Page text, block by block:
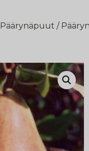
Päärynäpuut /